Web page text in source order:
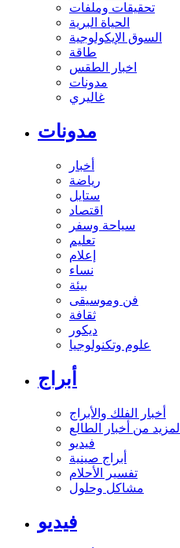
تحقيقات وملفات
الحياة البرية
السوق الإيكولوجية
طاقة
اخبار الطقس
مدونات
غاليري
مدونات
أخبار
رياضة
ستايل
اقتصاد
سياحة وسفر
تعليم
إعلام
نساء
بيئة
فن وموسيقى
ثقافة
ديكور
علوم وتكنولوجيا
أبراج
أخبار الفلك والأبراج
المزيد من أخبار الطالع
فيديو
أبراج صينية
تفسير الأحلام
مشاكل وحلول
فيديو